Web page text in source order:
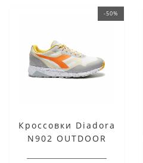
-50%
Кроссовки Diadora
N902 OUTDOOR